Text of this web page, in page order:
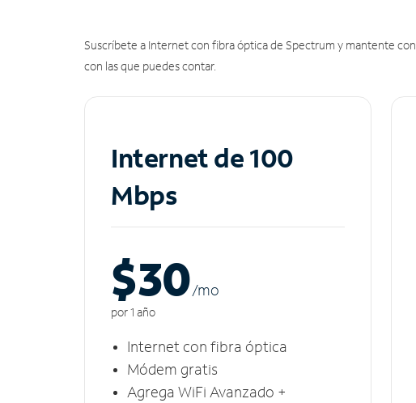
Suscríbete a Internet con fibra óptica de Spectrum y mantente
con las que puedes contar.
Internet de 100
Mbps
$30/mo
por 1 año
Internet con fibra óptica
Módem gratis
Agrega WiFi Avanzado +